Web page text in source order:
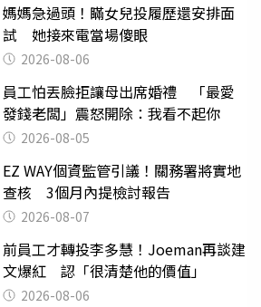
媽媽急過頭！瞞女兒投履歷還安排面
試 她接來電當場傻眼
2026-08-06
員工怕丟臉拒讓母出席婚禮 「最愛
發錢老闆」震怒開除：我看不起你
2026-08-05
EZ WAY個資監管引議！關務署將實地
查核 3個月內提檢討報告
2026-08-07
前員工才轉投李多慧！Joeman再談建
文爆紅 認「很清楚他的價值」
2026-08-06